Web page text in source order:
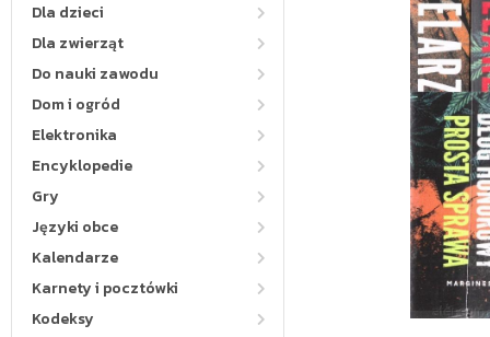
Dla dzieci
Dla zwierząt
Do nauki zawodu
Dom i ogród
Elektronika
Encyklopedie
Gry
Języki obce
Kalendarze
Karnety i pocztówki
Kodeksy